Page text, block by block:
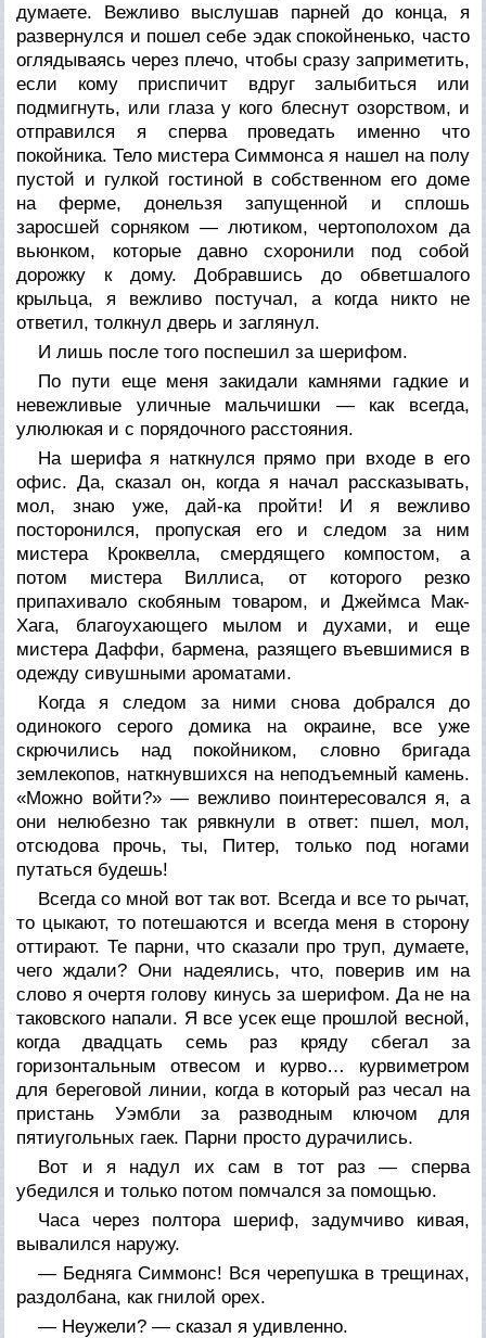
думаете. Вежливо выслушав парней до конца, я
развернулся и пошел себе эдак спокойненько, часто
оглядываясь через плечо, чтобы сразу заприметить,
если кому приспичит вдруг залыбиться или
подмигнуть, или глаза у кого блеснут озорством, и
отправился я сперва проведать именно что
покойника. Тело мистера Симмонса я нашел на полу
пустой и гулкой гостиной в собственном его доме
на ферме, донельзя запущенной и сплошь
заросшей сорняком — лютиком, чертополохом да
вьюнком, которые давно схоронили под собой
дорожку к дому. Добравшись до обветшалого
крыльца, я вежливо постучал, а когда никто не
ответил, толкнул дверь и заглянул.
И лишь после того поспешил за шерифом.
По пути еще меня закидали камнями гадкие и
невежливые уличные мальчишки — как всегда,
улюлюкая и с порядочного расстояния.
На шерифа я наткнулся прямо при входе в его
офис. Да, сказал он, когда я начал рассказывать,
мол, знаю уже, дай-ка пройти! И я вежливо
посторонился, пропуская его и следом за ним
мистера Кроквелла, смердящего компостом, а
потом мистера Виллиса, от которого резко
припахивало скобяным товаром, и Джеймса Мак-
Хага, благоухающего мылом и духами, и еще
мистера Даффи, бармена, разящего въевшимися в
одежду сивушными ароматами.
Когда я следом за ними снова добрался до
одинокого серого домика на окраине, все уже
скрючились над покойником, словно бригада
землекопов, наткнувшихся на неподъемный камень.
«Можно войти?» — вежливо поинтересовался я, а
они нелюбезно так рявкнули в ответ: пшел, мол,
отсюдова прочь, ты, Питер, только под ногами
путаться будешь!
Всегда со мной вот так вот. Всегда и все то рычат,
то цыкают, то потешаются и всегда меня в сторону
оттирают. Те парни, что сказали про труп, думаете,
чего ждали? Они надеялись, что, поверив им на
слово я очертя голову кинусь за шерифом. Да не на
таковского напали. Я все усек еще прошлой весной,
когда двадцать семь раз кряду сбегал за
горизонтальным отвесом и курво… курвиметром
для береговой линии, когда в который раз чесал на
пристань Уэмбли за разводным ключом для
пятиугольных гаек. Парни просто дурачились.
Вот и я надул их сам в тот раз — сперва
убедился и только потом помчался за помощью.
Часа через полтора шериф, задумчиво кивая,
вывалился наружу.
— Бедняга Симмонс! Вся черепушка в трещинах,
раздолбана, как гнилой орех.
— Неужели? — сказал я удивленно.